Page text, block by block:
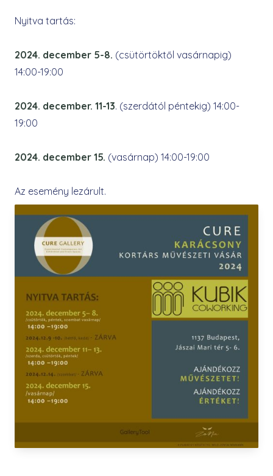
Nyitva tartás:
2024. december 5-8. (csütörtöktől vasárnapig)
14:00-19:00
2024. december. 11-13. (szerdától péntekig) 14:00-
19:00
2024. december 15. (vasárnap) 14:00-19:00
Az esemény lezárult.